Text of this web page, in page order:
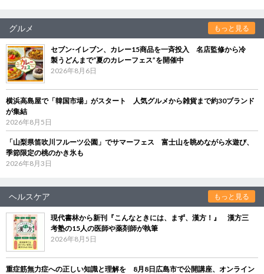
グルメ もっと見る
セブン‐イレブン、カレー15商品を一斉投入 名店監修から冷
製うどんまで“夏のカレーフェス”を開催中
2026年8月6日
横浜高島屋で「韓国市場」がスタート 人気グルメから雑貨まで約30ブランド
が集結
2026年8月5日
「山梨県笛吹川フルーツ公園」でサマーフェス 富士山を眺めながら水遊び、
季節限定の桃のかき氷も
2026年8月3日
ヘルスケア もっと見る
現代書林から新刊『こんなときには、まず、漢方！』 漢方三
考塾の15人の医師や薬剤師が執筆
2026年8月5日
重症筋無力症への正しい知識と理解を 8月8日広島市で公開講座、オンライン